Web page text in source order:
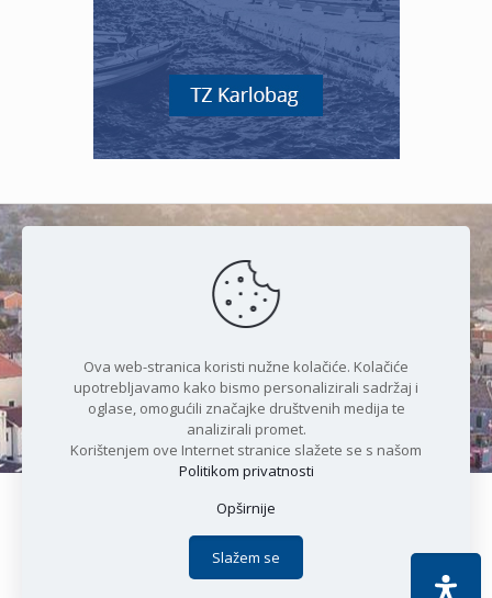
Čudesan spoj kristalnog mora i
prirode
Copyright © 2021 Općina Karlobag | Sva prava pridržana |
Politika privatnosti
Apoc IT
Ova web-stranica koristi nužne kolačiće. Kolačiće
upotrebljavamo kako bismo personalizirali sadržaj i
oglase, omogućili značajke društvenih medija te
analizirali promet.
Korištenjem ove Internet stranice slažete se s našom
Politikom privatnosti
Opširnije
Slažem se